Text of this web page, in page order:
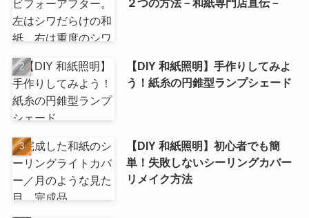
２つの方法－和紙専門店直伝－
【DIY 和紙照明】手作りしてみよ
う！紙糸の円錐型ランプシェード
【DIY 和紙照明】初心者でも簡
単！失敗しないシーリングカバー
リメイク方法